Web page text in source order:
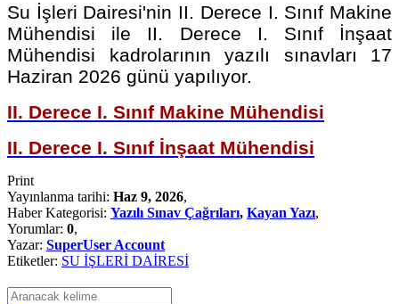
Su İşleri Dairesi'nin II. Derece I. Sınıf Makine
Mühendisi ile II. Derece I. Sınıf İnşaat
Mühendisi
kadrolarının yazılı sınavları 17
Haziran 2026 günü yapılıyor.
II. Derece I. Sınıf Makine Mühendisi
II. Derece I. Sınıf İnşaat Mühendisi
Print
Yayınlanma tarihi: Haz 9, 2026,
Haber Kategorisi: Yazılı Sınav Çağrıları, Kayan Yazı,
Yorumlar: 0,
Yazar: SuperUser Account
Etiketler: SU İŞLERİ DAİRESİ